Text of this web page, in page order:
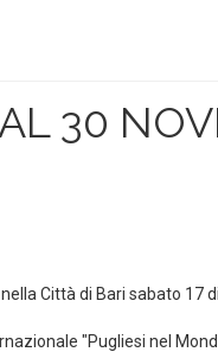
30
Città di Bari sabato 17
"Pugliesi nel